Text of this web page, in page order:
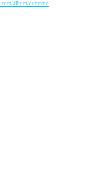
album/dubmaid